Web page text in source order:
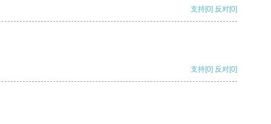
支持[0] 反对[0]
支持[0] 反对[0]